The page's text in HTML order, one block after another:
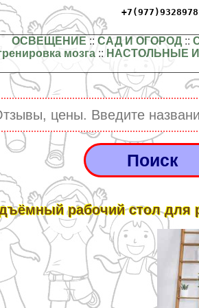
+7(977)9328978
ОСВЕЩЕНИЕ :: САД И ОГОРОД::
мозга :: НАСТОЛЬНЫЕ
рабочий стол для